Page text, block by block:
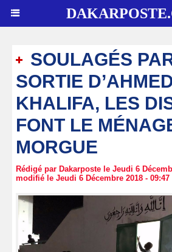
SOULAGÉS
SORTIE
KHALIFA, LES
FONT LE
MORGUE
Rédigé par Dakarposte le Jeudi 6
modifié le Jeudi 6 Décembre 2018 - 09:47